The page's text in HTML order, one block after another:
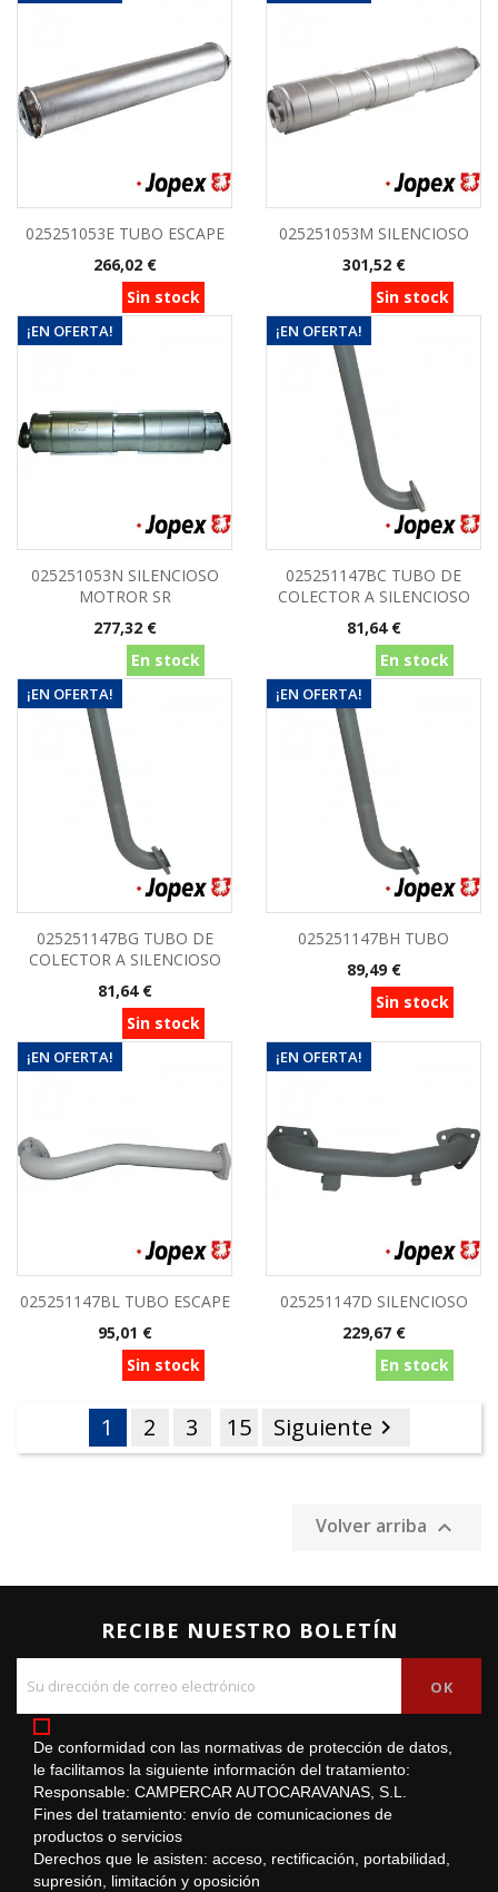
025251053E TUBO ESCAPE
Sin stock
Precio
266,02 €
025251053M SILENCIOSO
Sin stock
Precio
301,52 €
¡EN OFERTA!
025251053N SILENCIOSO
MOTROR SR
En stock
Precio
277,32 €
¡EN OFERTA!
025251147BC TUBO DE
COLECTOR A SILENCIOSO
En stock
Precio
81,64 €
¡EN OFERTA!
025251147BG TUBO DE
COLECTOR A SILENCIOSO
Sin stock
Precio
81,64 €
¡EN OFERTA!
025251147BH TUBO
Sin stock
Precio
89,49 €
¡EN OFERTA!
025251147BL TUBO ESCAPE
Sin stock
Precio
95,01 €
¡EN OFERTA!
025251147D SILENCIOSO
En stock
Precio
229,67 €
1 2 3 15 Siguiente 
Volver arriba 
RECIBE NUESTRO BOLETÍN
De conformidad con las normativas de protección de datos,
le facilitamos la siguiente información del tratamiento:
Responsable: CAMPERCAR AUTOCARAVANAS, S.L.
Fines del tratamiento: envío de comunicaciones de
productos o servicios
Derechos que le asisten: acceso, rectificación, portabilidad,
supresión, limitación y oposición